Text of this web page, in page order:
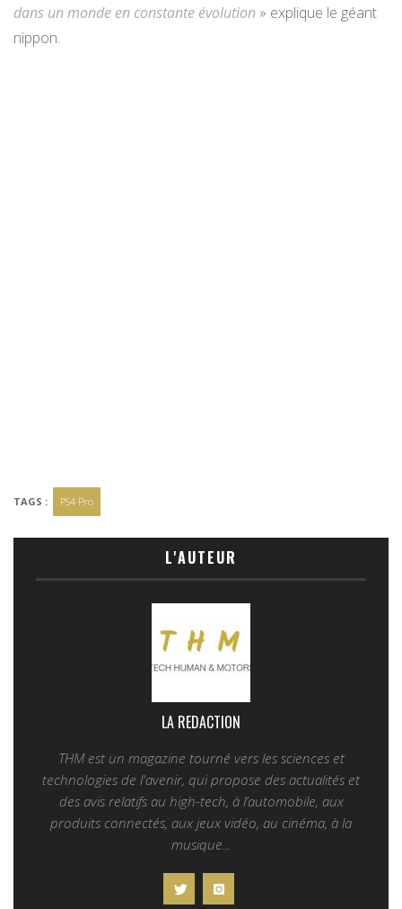
dans un monde en constante évolution » explique le géant
nippon.
TAGS : PS4 Pro
L'AUTEUR
LA REDACTION
THM est un magazine tourné vers les sciences et
technologies de l'avenir, qui propose des actualités et
des avis relatifs au high-tech, à l’automobile, aux
produits connectés, aux jeux vidéo, au cinéma, à la
musique...